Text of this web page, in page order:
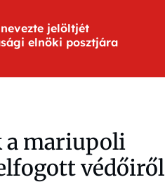
jelöltjét
elnöki posztjára
a mariupoli
védőiről